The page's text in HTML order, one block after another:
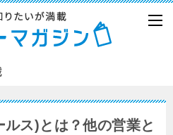
ス)とは？他の営業と